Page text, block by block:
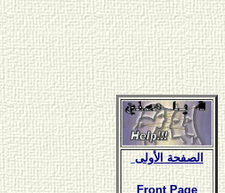
الصفحة الأولى
Front Page